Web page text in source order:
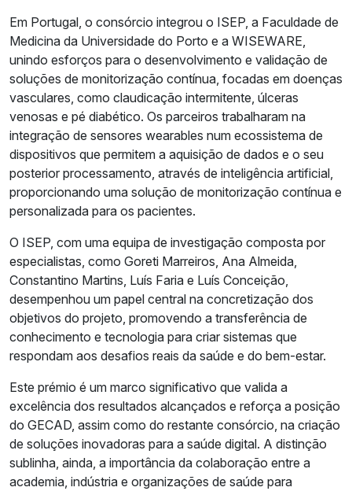
Em Portugal, o consórcio integrou o ISEP, a Faculdade de
Medicina da Universidade do Porto e a WISEWARE,
unindo esforços para o desenvolvimento e validação de
soluções de monitorização contínua, focadas em doenças
vasculares, como claudicação intermitente, úlceras
venosas e pé diabético. Os parceiros trabalharam na
integração de sensores wearables num ecossistema de
dispositivos que permitem a aquisição de dados e o seu
posterior processamento, através de inteligência artificial,
proporcionando uma solução de monitorização contínua e
personalizada para os pacientes.
O ISEP, com uma equipa de investigação composta por
especialistas, como Goreti Marreiros, Ana Almeida,
Constantino Martins, Luís Faria e Luís Conceição,
desempenhou um papel central na concretização dos
objetivos do projeto, promovendo a transferência de
conhecimento e tecnologia para criar sistemas que
respondam aos desafios reais da saúde e do bem-estar.
Este prémio é um marco significativo que valida a
excelência dos resultados alcançados e reforça a posição
do GECAD, assim como do restante consórcio, na criação
de soluções inovadoras para a saúde digital. A distinção
sublinha, ainda, a importância da colaboração entre a
academia, indústria e organizações de saúde para